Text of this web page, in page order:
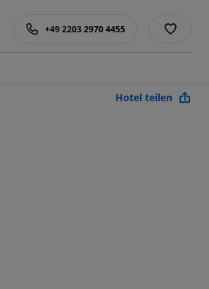
+49 2203 2970 4455
Hotel teilen